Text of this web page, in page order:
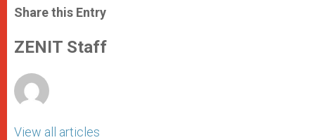
t
s
p
p
s
e
g
e
e
b
o
k
Share this Entry
ZENIT Staff
View all articles